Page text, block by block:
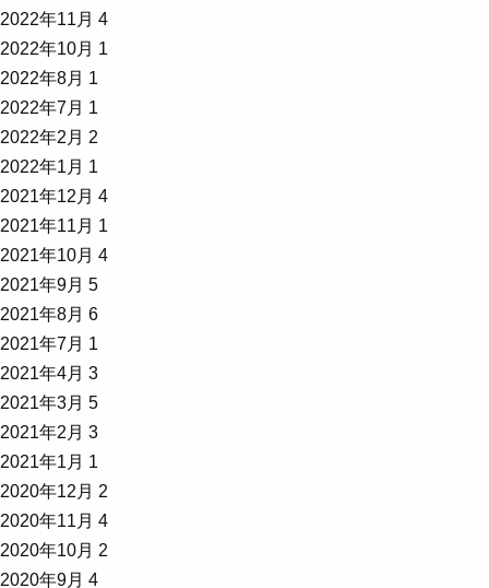
2022年11月 4
2022年10月 1
2022年8月 1
2022年7月 1
2022年2月 2
2022年1月 1
2021年12月 4
2021年11月 1
2021年10月 4
2021年9月 5
2021年8月 6
2021年7月 1
2021年4月 3
2021年3月 5
2021年2月 3
2021年1月 1
2020年12月 2
2020年11月 4
2020年10月 2
2020年9月 4